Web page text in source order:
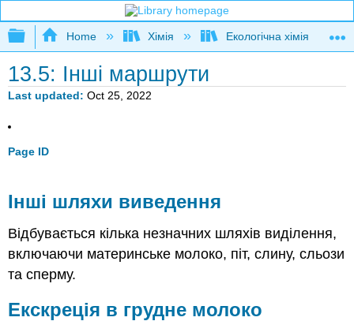
Expand/collapse global hierarchy
Home Хімія Екологічна хімія
13.5: Інші маршрути
Last updated Oct 25, 2022
Page ID
Інші шляхи виведення
Відбувається кілька незначних шляхів виділення,
включаючи материнське молоко, піт, слину, сльози
та сперму.
Екскреція в грудне молоко